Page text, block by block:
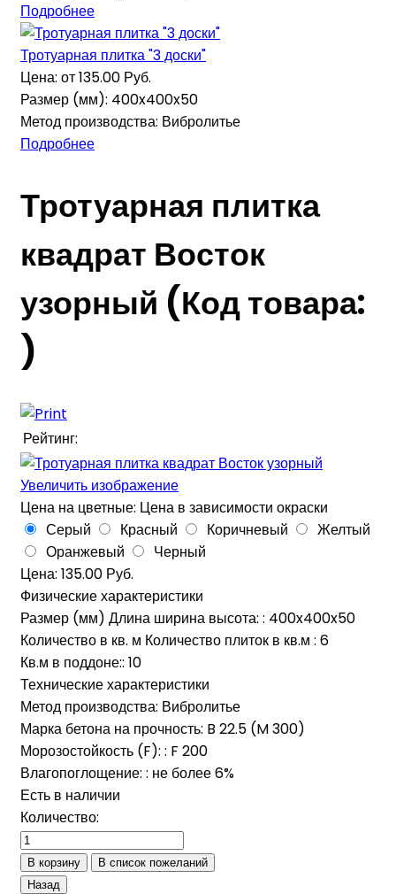
Подробнее
Тротуарная плитка "3 доски"
Цена: от135.00 Руб.
Размер (мм): 400x400x50
Метод производства: Вибролитье
Подробнее
Тротуарная плитка
квадрат Восток
узорный (Код товара:
)
Рейтинг:
Увеличить изображение
Цена на цветные: Цена в зависимости окраски
Серый
Красный Коричневый
Желтый
Оранжевый
Черный
Цена: 135.00 Руб.
Физические характеристики
Размер (мм) Длина ширина высота: : 400x400x50
Количество в кв. м Количество плиток в кв.м : 6
Кв.м в поддоне:: 10
Технические характеристики
Метод производства: Вибролитье
Марка бетона на прочность: B 22.5 (M 300)
Морозостойкость (F): : F 200
Влагопоглощение: : не более 6%
Есть в наличии
Количество: